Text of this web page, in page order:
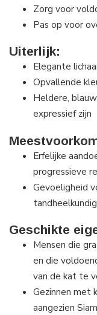
Zorg voor
Pas op voor
Uiterlijk:
Elegante
Opvallende
Heldere,
expressief zijn
Erfelijke
progressieve
Gevoeligheid
Geschikte
Mensen die
en die
van de kat te
Gezinnen met
aangezien